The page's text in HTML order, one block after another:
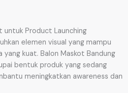
untuk Product Launching
elemen visual yang mampu
kuat. Balon Maskot Bandung
bentuk produk yang sedang
meningkatkan awareness dan